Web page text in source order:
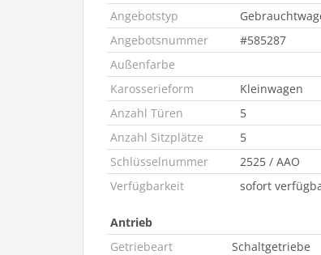
Angebotstyp
Angebotsnummer
#585287
Außenfarbe
Karosserieform
Kleinwagen
Anzahl Türen
5
Anzahl Sitzplätze
5
Schlüsselnummer
2525 / AAO
Verfügbarkeit
sofort
Antrieb
Getriebeart
Schaltgetriebe